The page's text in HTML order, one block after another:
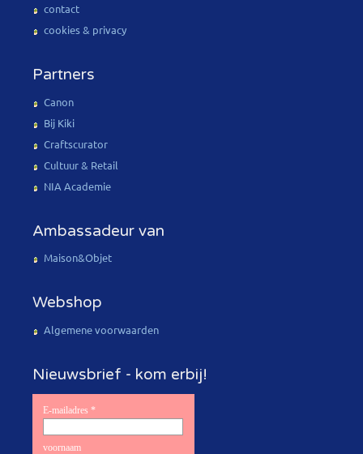
contact
cookies & privacy
Partners
Canon
Bij Kiki
Craftscurator
Cultuur & Retail
NIA Academie
Ambassadeur van
Maison&Objet
Webshop
Algemene voorwaarden
Nieuwsbrief - kom erbij!